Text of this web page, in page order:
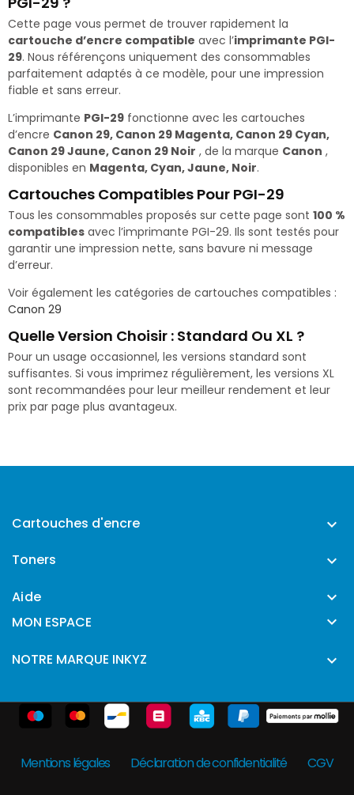
Cette page vous permet de trouver rapidement la
cartouche d’encre compatible avec l’imprimante PGI-
29. Nous référençons uniquement des consommables
parfaitement adaptés à ce modèle, pour une impression
fiable et sans erreur.
L’imprimante PGI-29 fonctionne avec les cartouches
d’encre Canon 29, Canon 29 Magenta, Canon 29 Cyan,
Canon 29 Jaune, Canon 29 Noir , de la marque Canon ,
disponibles en Magenta, Cyan, Jaune, Noir.
Cartouches Compatibles Pour PGI-29
Tous les consommables proposés sur cette page sont 100 %
compatibles avec l’imprimante PGI-29. Ils sont testés pour
garantir une impression nette, sans bavure ni message
d’erreur.
Voir également les catégories de cartouches compatibles :
Canon 29
Quelle Version Choisir : Standard Ou XL ?
Pour un usage occasionnel, les versions standard sont
suffisantes. Si vous imprimez régulièrement, les versions XL
sont recommandées pour leur meilleur rendement et leur
prix par page plus avantageux.
Cartouches d'encre 
Toners 
Aide 
MON ESPACE 
NOTRE MARQUE INKYZ 
Mentions légales Déclaration de confidentialité CGV